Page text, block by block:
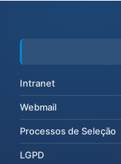
Intranet
Webmail
Processos de Seleção
LGPD